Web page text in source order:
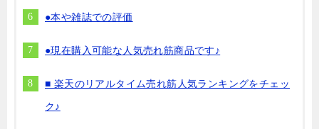
●本や雑誌での評価
●現在購入可能な人気売れ筋商品です♪
■ 楽天のリアルタイム売れ筋人気ランキングをチェッ
ク♪